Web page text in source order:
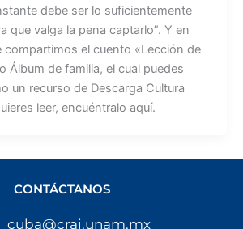
debe ser lo suficientemente
que valga la pena captarlo”. Y en
compartimos el cuento «Lección de
Álbum de familia, el cual puedes
un recurso de Descarga Cultura
leer, encuéntralo aquí.
CONTÁCTANOS
cuba@crai.unam.mx